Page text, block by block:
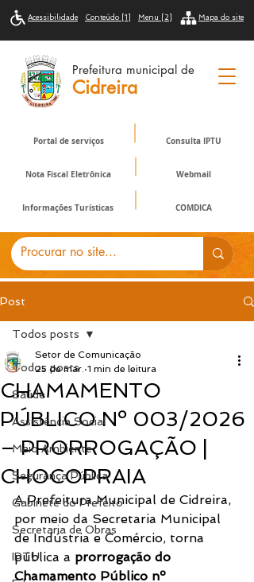
Portal de serviços Consulta IPTU
Nota Fiscal Eletrônica
Informações Turísticas COMDICA
Webmail
Acessibilidade Conteúdo [1] Menu [2] Mapa do site
Prefeitura municipal de
Cidreira
Post
Todos posts
Saúde
Assistência Social
Meio Ambiente
Segurança Pública
Gabinete do Prefeito
Secretaria de Obras
IPTU
Todos posts
CHAMAMENTO
PÚBLICO Nº 003/2026
– PRORROGAÇÃO |
CHOCOPRAIA
Setor de Comunicação
25 de mar. 1 min de leitura
A Prefeitura Municipal de Cidreira,
por meio da Secretaria Municipal
de Indústria e Comércio, torna
pública a prorrogação do
Chamamento Público nº